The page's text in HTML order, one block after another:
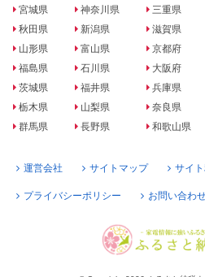
宮城県
秋田県
山形県
福島県
茨城県
栃木県
群馬県
神奈川県
新潟県
富山県
石川県
福井県
山梨県
長野県
三重県
滋賀県
京都府
大阪府
兵庫県
奈良県
和歌山県
運営会社 サイトマップ サイ
プライバシーポリシー お問い合わ